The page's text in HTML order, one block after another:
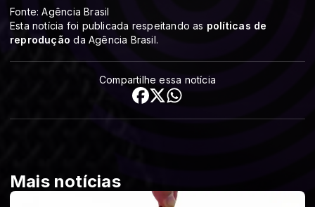
Fonte: Agência Brasil
Esta notícia foi publicada respeitando as políticas de
reprodução da Agência Brasil.
Compartilhe essa notícia
Mais notícias